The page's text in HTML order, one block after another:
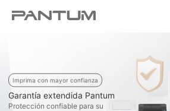
Imprima con mayor confianza
Garantía extendida Pantum
Protección confiable para su